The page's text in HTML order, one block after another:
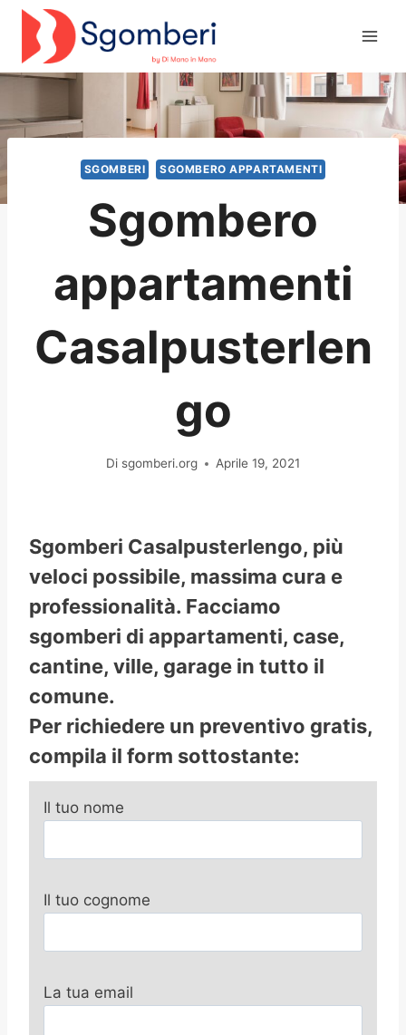
Salta
contenuto
SGOMBERI SGOMBERO APPARTAMENTI
Sgombero
appartamenti
Casalpusterlen
go
Di sgomberi.org Aprile 19, 2021
Sgomberi Casalpusterlengo, più
veloci possibile, massima cura e
professionalità. Facciamo
sgomberi di appartamenti, case,
cantine, ville, garage in tutto il
comune.
Per richiedere un preventivo gratis,
compila il form sottostante:
Il tuo nome
Il tuo cognome
La tua email